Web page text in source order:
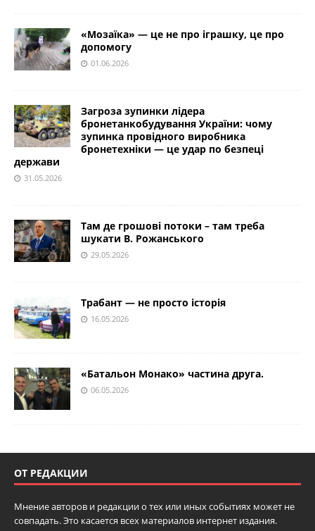
«Мозаїка» — це не про іграшку, це про
допомогу
01.06.2026
Загроза зупинки лідера
бронетанкобудування України: чому
зупинка провідного виробника
бронетехніки — це удар по безпеці
держави
31.05.2026
Там де грошові потоки – там треба
шукати В. Рожанського
29.05.2026
Трабант — не просто історія
16.05.2026
«Батальон Монако» частина друга.
06.05.2026
ОТ РЕДАКЦИИ
Мнение авторов и редакции о тех или иных событиях может не
совпадать. Это касается всех материалов интернет издания.